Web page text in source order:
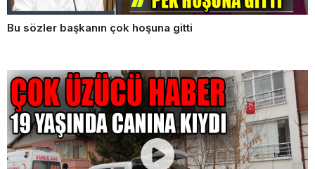
Bu sözler başkanın çok hoşuna gitti